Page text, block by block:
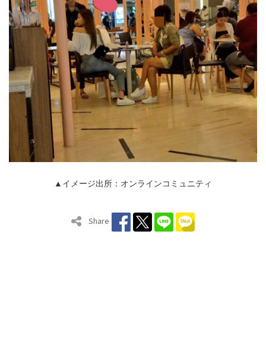
▲イメージ出所：オンラインコミュニティ
Share